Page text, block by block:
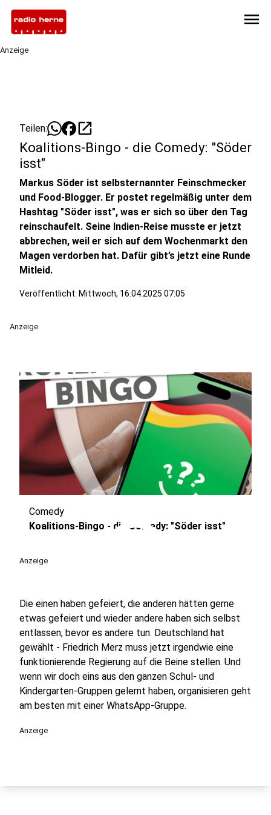
menu
Anzeige
Teilen: open_in_new
Koalitions-Bingo - die Comedy: "Söder
isst"
Markus Söder ist selbsternannter Feinschmecker
und Food-Blogger. Er postet regelmäßig unter dem
Hashtag "Söder isst", was er sich so über den Tag
reinschaufelt. Seine Indien-Reise musste er jetzt
abbrechen, weil er sich auf dem Wochenmarkt den
Magen verdorben hat. Dafür gibt’s jetzt eine Runde
Mitleid.
Veröffentlicht: Mittwoch, 16.04.2025 07:05
Anzeige
play_circle
Comedy
Koalitions-Bingo - die Comedy: "Söder isst"
Anzeige
Die einen haben gefeiert, die anderen hätten gerne
etwas gefeiert und wieder andere haben sich selbst
entlassen, bevor es andere tun. Deutschland hat
gewählt - Friedrich Merz muss jetzt irgendwie eine
funktionierende Regierung auf die Beine stellen. Und
wenn wir doch eins aus den ganzen Schul- und
Kindergarten-Gruppen gelernt haben, organisieren geht
am besten mit einer WhatsApp-Gruppe.
Anzeige